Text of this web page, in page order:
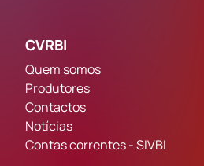
CVRBI
Quem somos
Produtores
Contactos
Notícias
Contas correntes - SIVBI